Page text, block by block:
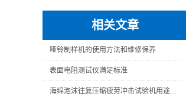
相关文章
哑铃制样机的使用方法和维修保养
表面电阻测试仪满足标准
海绵泡沫往复压缩疲劳冲击试验机用途及性能特点